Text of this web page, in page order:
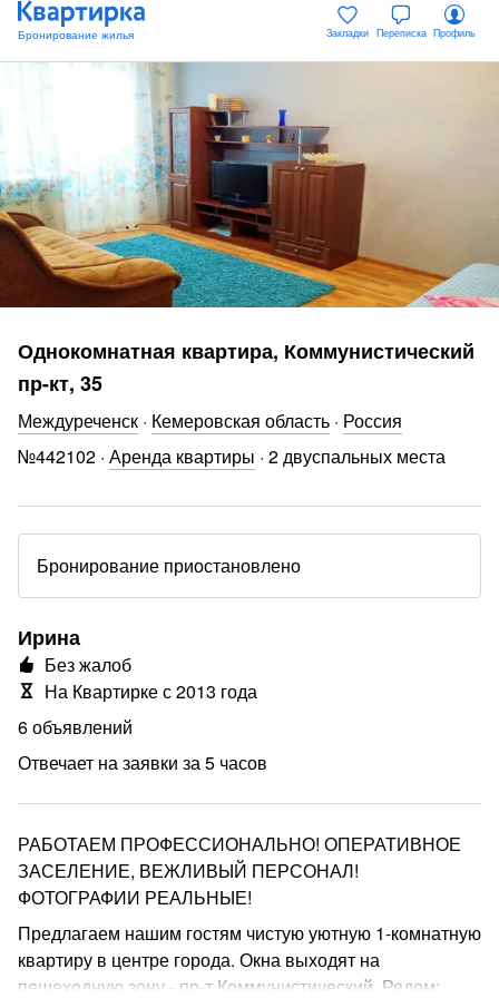
Закладки Переписка Профиль
Однокомнатная квартира, Коммунистический
пр-кт, 35
Междуреченск · Кемеровская область · Россия
№442102 · Аренда квартиры · 2 двуспальных места
Бронирование приостановлено
Ирина
6 объявлений
Отвечает на заявки за 5 часов
Без жалоб
На Квартирке с 2013 года
РАБОТАЕМ ПРОФЕССИОНАЛЬНО! ОПЕРАТИВНОЕ
ЗАСЕЛЕНИЕ, ВЕЖЛИВЫЙ ПЕРСОНАЛ!
ФОТОГРАФИИ РЕАЛЬНЫЕ!
Предлагаем нашим гостям чистую уютную 1-комнатную
квартиру в центре города. Окна выходят на
пешеходную зону - пр-т Коммунистический. Рядом: